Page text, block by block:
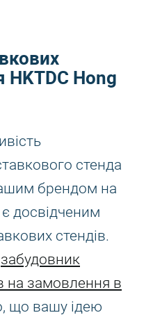
HKTDC Hong
стенда
брендом на
досвідченим
стендів.
забудовник
на замовлення в
що вашу ідею